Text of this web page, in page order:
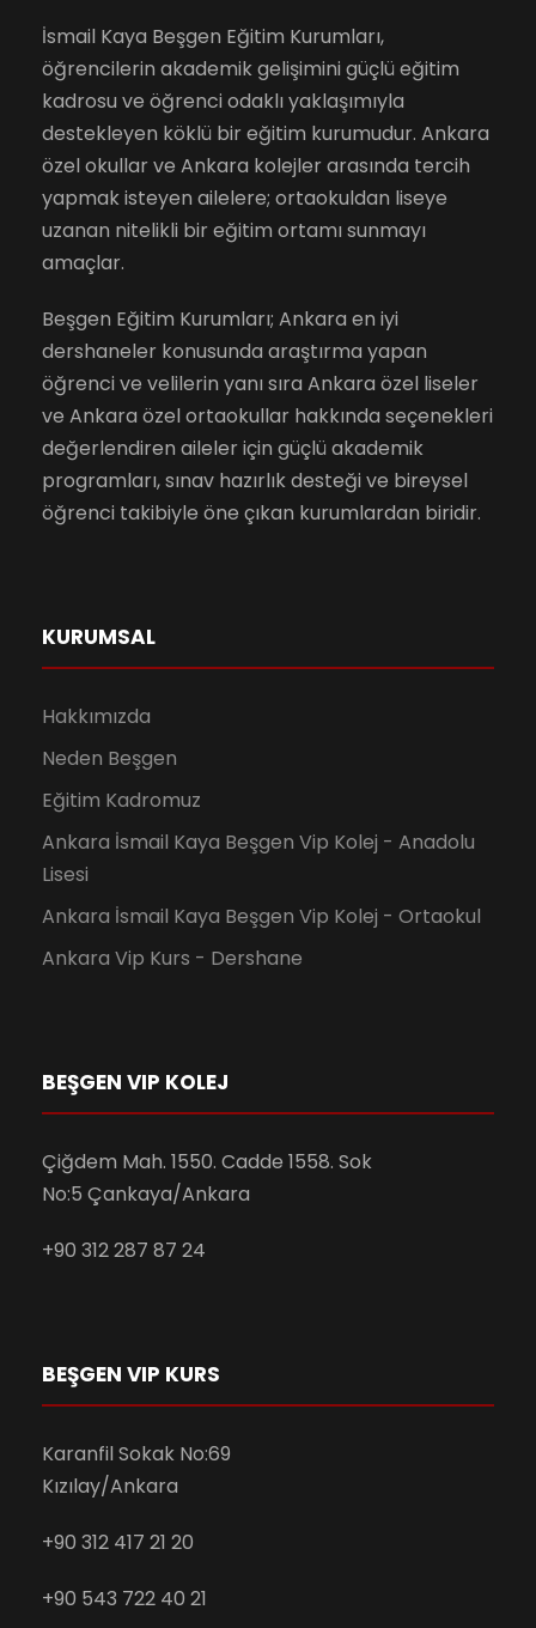
İsmail Kaya Beşgen Eğitim Kurumları,
öğrencilerin akademik gelişimini güçlü eğitim
kadrosu ve öğrenci odaklı yaklaşımıyla
destekleyen köklü bir eğitim kurumudur. Ankara
özel okullar ve Ankara kolejler arasında tercih
yapmak isteyen ailelere; ortaokuldan liseye
uzanan nitelikli bir eğitim ortamı sunmayı
amaçlar.
Beşgen Eğitim Kurumları; Ankara en iyi
dershaneler konusunda araştırma yapan
öğrenci ve velilerin yanı sıra Ankara özel liseler
ve Ankara özel ortaokullar hakkında seçenekleri
değerlendiren aileler için güçlü akademik
programları, sınav hazırlık desteği ve bireysel
öğrenci takibiyle öne çıkan kurumlardan biridir.
KURUMSAL
Hakkımızda
Neden Beşgen
Eğitim Kadromuz
Ankara İsmail Kaya Beşgen Vip Kolej - Anadolu
Lisesi
Ankara İsmail Kaya Beşgen Vip Kolej - Ortaokul
Ankara Vip Kurs - Dershane
BEŞGEN VIP KOLEJ
Çiğdem Mah. 1550. Cadde 1558. Sok
No:5 Çankaya/Ankara
+90 312 287 87 24
BEŞGEN VIP KURS
Karanfil Sokak No:69
Kızılay/Ankara
+90 312 417 21 20
+90 543 722 40 21